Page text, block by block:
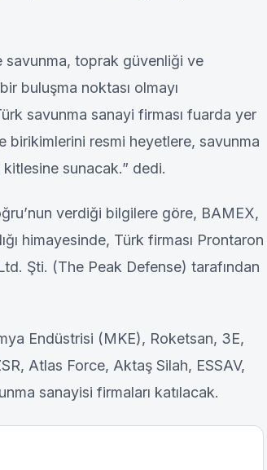
savunma, toprak güvenliği ve
buluşma noktası olmayı
savunma sanayi firması fuarda yer
birikimlerini resmi heyetlere, savunma
sunacak.” dedi.
verdiği bilgilere göre, BAMEX,
himayesinde, Türk firması Prontaron
Şti. (The Peak Defense) tarafından
Endüstrisi (MKE), Roketsan, 3E,
Atlas Force, Aktaş Silah, ESSAV,
sanayisi firmaları katılacak.